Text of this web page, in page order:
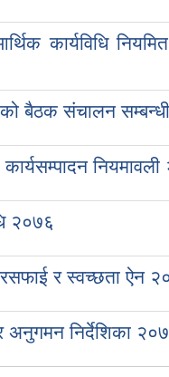
कार्यविधि
बैठक संचालन
कार्यसम्पादन
२०७६
र स्वच्छता ऐन
अनुगमन निर्देशिका